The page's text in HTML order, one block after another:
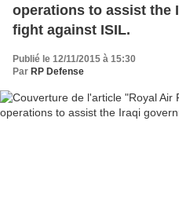
operations to assist the
fight against ISIL.
Publié le 12/11/2015 à 15:30
Par RP Defense